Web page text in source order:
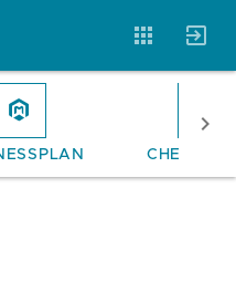
Neukunden Unternehmen